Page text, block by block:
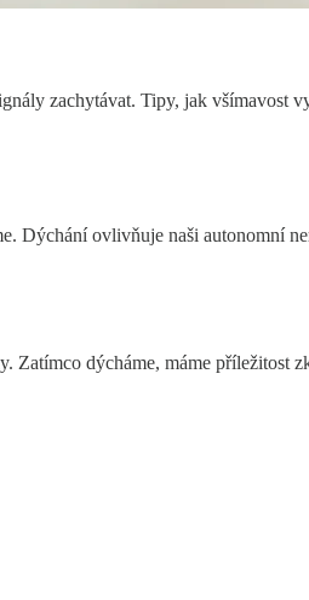
zachytávat. Tipy, jak všímavost
Dýchání ovlivňuje naši autonomní
Zatímco dýcháme, máme příležitost